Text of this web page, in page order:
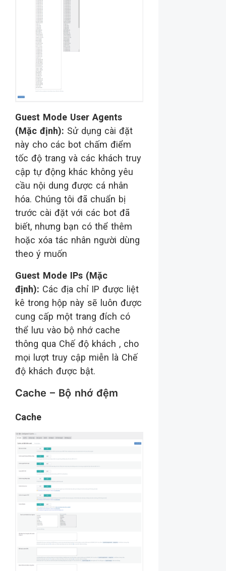
Guest Mode User Agents
(Mặc định): Sử dụng cài đặt
này cho các bot chấm điểm
tốc độ trang và các khách truy
cập tự động khác không yêu
cầu nội dung được cá nhân
hóa. Chúng tôi đã chuẩn bị
trước cài đặt với các bot đã
biết, nhưng bạn có thể thêm
hoặc xóa tác nhân người dùng
theo ý muốn
Guest Mode IPs (Mặc
định): Các địa chỉ IP được liệt
kê trong hộp này sẽ luôn được
cung cấp một trang đích có
thể lưu vào bộ nhớ cache
thông qua Chế độ khách , cho
mọi lượt truy cập miễn là Chế
độ khách được bật.
Cache – Bộ nhớ đệm
Cache